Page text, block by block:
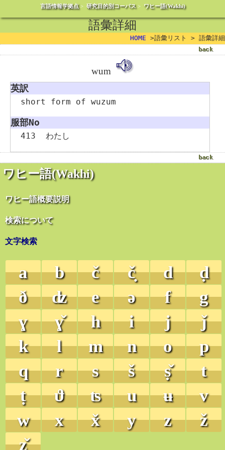
言語情報学拠点> 研究目的別コーパス> ワヒー語(Wakhi)
ワヒー語(Wakhi)
ワヒー語概要説明
検索について
文字検索
a b č č̣ d
ḍ
ð
ʣ e ə f
g
ɣ
ɣ̌ h i j
ǰ
k
l m n o
p
q
r s š ṣ̌
t
ṭ
ϑ ʦ u ʉ
v
w
x x̌ y z
ž
ẓ̌
語彙詳細
HOME >語彙リスト > 語彙詳細
wum
英訳
short form of wuzum
服部No
413 わたし